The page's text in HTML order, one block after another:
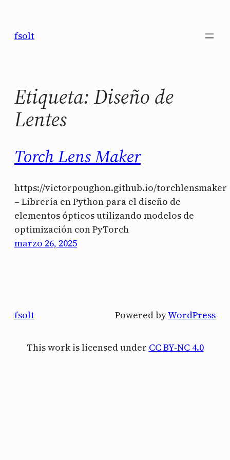
contenido
fsolt
Etiqueta: Diseño de
Lentes
Torch Lens Maker
https://victorpoughon.github.io/torchlensmaker
– Librería en Python para el diseño de
elementos ópticos utilizando modelos de
optimización con PyTorch
marzo 26, 2025
fsolt Powered byWordPress
This work is licensed under CC BY-NC 4.0